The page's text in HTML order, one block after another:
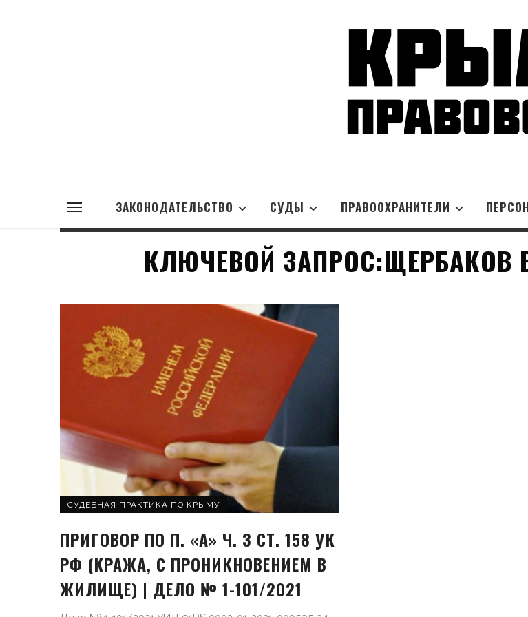
ЗАКОНОДАТЕЛЬСТВО СУДЫ ПРАВООХРАНИТЕЛИ
КЛЮЧЕВОЙ ЗАПРОС:ЩЕРБАКОВ
СУДЕБНАЯ ПРАКТИКА ПО КРЫМУ
ПРИГОВОР ПО П. «А» Ч. 3 СТ. 158 УК
РФ (КРАЖА, С ПРОНИКНОВЕНИЕМ В
ЖИЛИЩЕ) | ДЕЛО № 1-101/2021